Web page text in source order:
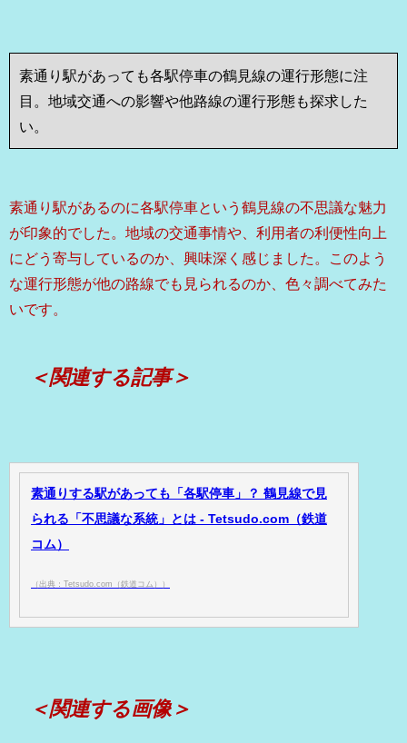
素通り駅があっても各駅停車の鶴見線の運行形態に注
目。地域交通への影響や他路線の運行形態も探求した
い。
素通り駅があるのに各駅停車という鶴見線の不思議な魅力
が印象的でした。地域の交通事情や、利用者の利便性向上
にどう寄与しているのか、興味深く感じました。このよう
な運行形態が他の路線でも見られるのか、色々調べてみた
いです。
＜関連する記事＞
素通りする駅があっても「各駅停車」？ 鶴見線で見
られる「不思議な系統」とは - Tetsudo.com（鉄道
コム）
（出典：Tetsudo.com（鉄道コム））
＜関連する画像＞